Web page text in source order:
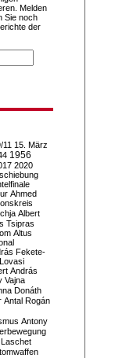
Melden
Sie noch
der
11 15. März
1956
2020
Ahmed
Albert
Tsipras
Altus
Fekete-
András
Vajna
Donáth
Antal Rogán
Antony